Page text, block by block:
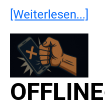
[Weiterlesen...]